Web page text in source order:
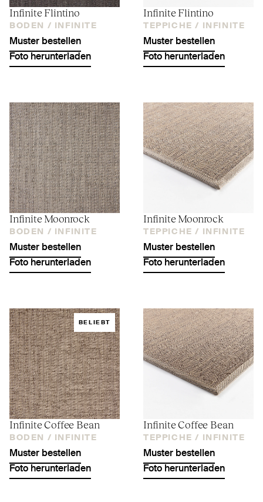
Infinite Flintino
BODEN / INFINITE
Muster bestellen
Foto herunterladen
Infinite Flintino
TEPPICHE / INFINITE
Muster bestellen
Foto herunterladen
Infinite Moonrock
BODEN / INFINITE
Muster bestellen
Foto herunterladen
Infinite Moonrock
TEPPICHE / INFINITE
Muster bestellen
Foto herunterladen
BELIEBT
Infinite Coffee Bean
BODEN / INFINITE
Muster bestellen
Foto herunterladen
Infinite Coffee Bean
TEPPICHE / INFINITE
Muster bestellen
Foto herunterladen